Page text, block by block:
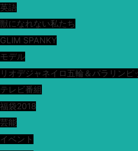
英語
獣になれない私たち
GLIM SPANKY
モデル
リオデジャネイロ五輪＆パラリンピ
テレビ番組
福袋2018
芸能
イベント